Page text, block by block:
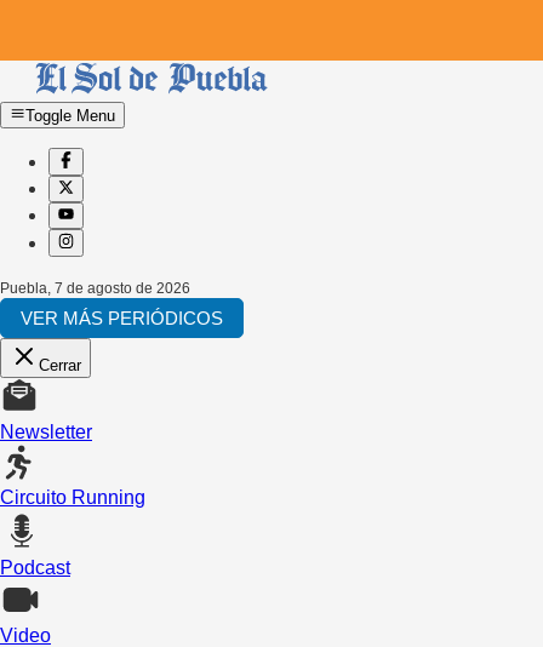
Toggle Menu
Puebla 7 de agosto de 2026
VER MÁS PERIÓDICOS
Cerrar
Newsletter
Circuito Running
Podcast
Video